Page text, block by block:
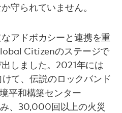
守られていません。
アドボカシーと連携を重
Citizenのステージで
しました。2021年には
けて、伝説のロックバンド
平和構築センター
み、30,000回以上の火災